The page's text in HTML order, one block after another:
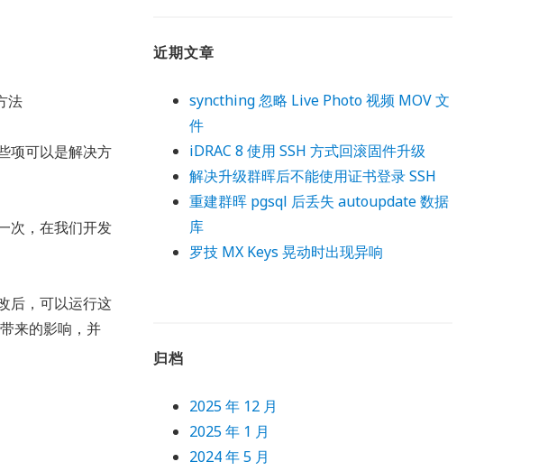
法
项可以是解决方
次，在我们开发
后，可以运行这
来的影响，并
近期文章
syncthing 忽略 Live Photo 视频 MOV 文
件
iDRAC 8 使用 SSH 方式回滚固件升级
解决升级群晖后不能使用证书登录 SSH
重建群晖 pgsql 后丢失 autoupdate 数据
库
罗技 MX Keys 晃动时出现异响
归档
2025 年 12 月
2025 年 1 月
2024 年 5 月